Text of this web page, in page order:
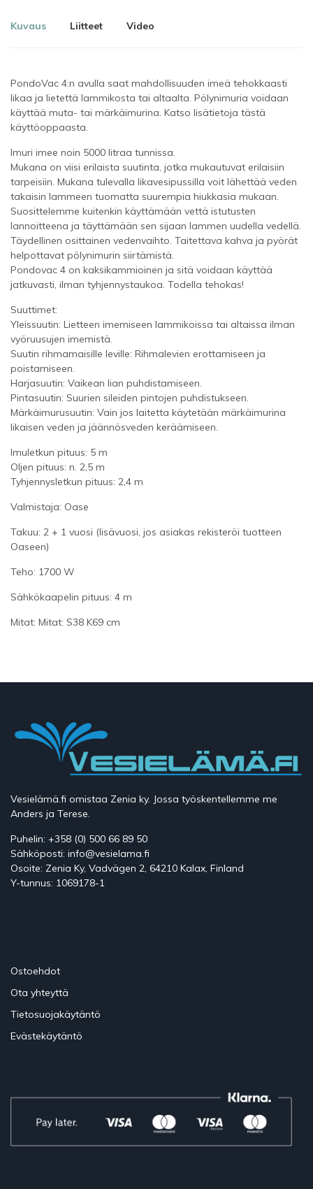
Kuvaus Liitteet Video
PondoVac 4:n avulla saat mahdollisuuden imeä tehokkaasti
likaa ja lietettä lammikosta tai altaalta. Pölynimuria voidaan
käyttää muta- tai märkäimurina. Katso lisätietoja tästä
käyttöoppaasta.
Imuri imee noin 5000 litraa tunnissa.
Mukana on viisi erilaista suutinta, jotka mukautuvat erilaisiin
tarpeisiin. Mukana tulevalla likavesipussilla voit lähettää veden
takaisin lammeen tuomatta suurempia hiukkasia mukaan.
Suosittelemme kuitenkin käyttämään vettä istutusten
lannoitteena ja täyttämään sen sijaan lammen uudella vedellä.
Täydellinen osittainen vedenvaihto. Taitettava kahva ja pyörät
helpottavat pölynimurin siirtämistä.
Pondovac 4 on kaksikammioinen ja sitä voidaan käyttää
jatkuvasti, ilman tyhjennystaukoa. Todella tehokas!
Suuttimet:
Yleissuutin: Lietteen imemiseen lammikoissa tai altaissa ilman
vyöruusujen imemistä.
Suutin rihmamaisille leville: Rihmalevien erottamiseen ja
poistamiseen.
Harjasuutin: Vaikean lian puhdistamiseen.
Pintasuutin: Suurien sileiden pintojen puhdistukseen.
Märkäimurusuutin: Vain jos laitetta käytetään märkäimurina
likaisen veden ja jäännösveden keräämiseen.
Imuletkun pituus: 5 m
Oljen pituus: n. 2,5 m
Tyhjennysletkun pituus: 2,4 m
Valmistaja: Oase
Takuu: 2 + 1 vuosi (lisävuosi, jos asiakas rekisteröi tuotteen
Oaseen)
Teho: 1700 W
Sähkökaapelin pituus: 4 m
Mitat: Mitat: S38 K69 cm
Vesielämä.fi omistaa Zenia ky. Jossa työskentellemme me
Anders ja Terese.
Puhelin: +358 (0) 500 66 89 50
Sähköposti: info@vesielama.fi
Osoite: Zenia Ky, Vadvägen 2, 64210 Kalax, Finland
Y-tunnus: 1069178-1
Ostoehdot
Ota yhteyttä
Tietosuojakäytäntö
Evästekäytäntö